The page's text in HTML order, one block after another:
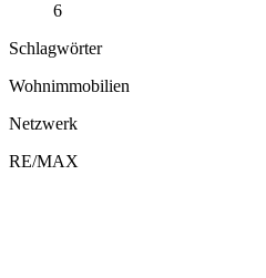
6
Schlagwörter
Wohnimmobilien
Netzwerk
RE/MAX